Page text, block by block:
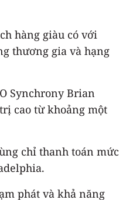
hàng giàu có với
thương gia và hạng
Synchrony Brian
cao từ khoảng một
chỉ thanh toán mức
phát và khả năng